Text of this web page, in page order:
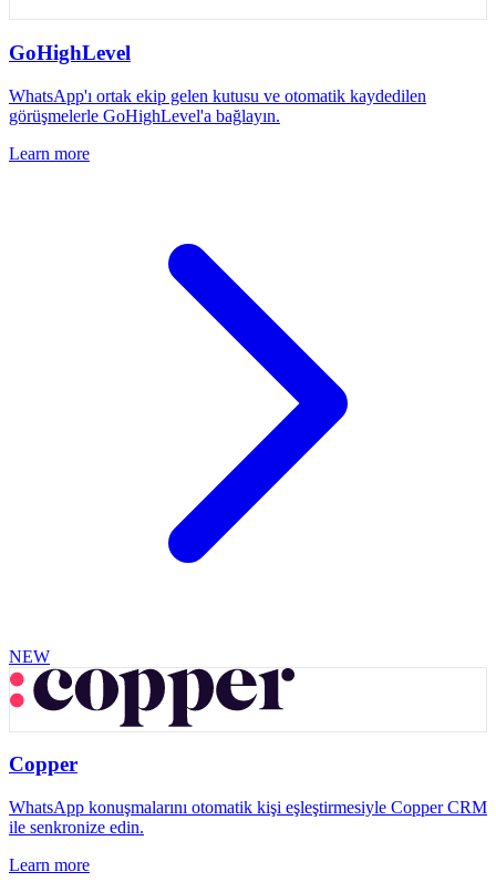
GoHighLevel
WhatsApp'ı ortak ekip gelen kutusu ve otomatik kaydedilen
görüşmelerle GoHighLevel'a bağlayın.
Learn more
NEW
Copper
WhatsApp konuşmalarını otomatik kişi eşleştirmesiyle Copper CRM
ile senkronize edin.
Learn more